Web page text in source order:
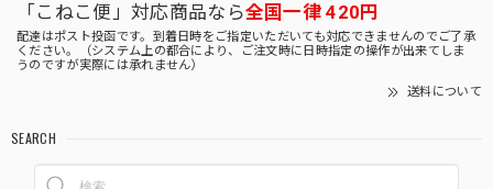
「こねこ便」対応商品なら全国一律 420円
配達はポスト投函です。到着日時をご指定いただいても対応できませんのでご了承
ください。（システム上の都合により、ご注文時に日時指定の操作が出来てしま
うのですが実際には承れません）
送料について
SEARCH